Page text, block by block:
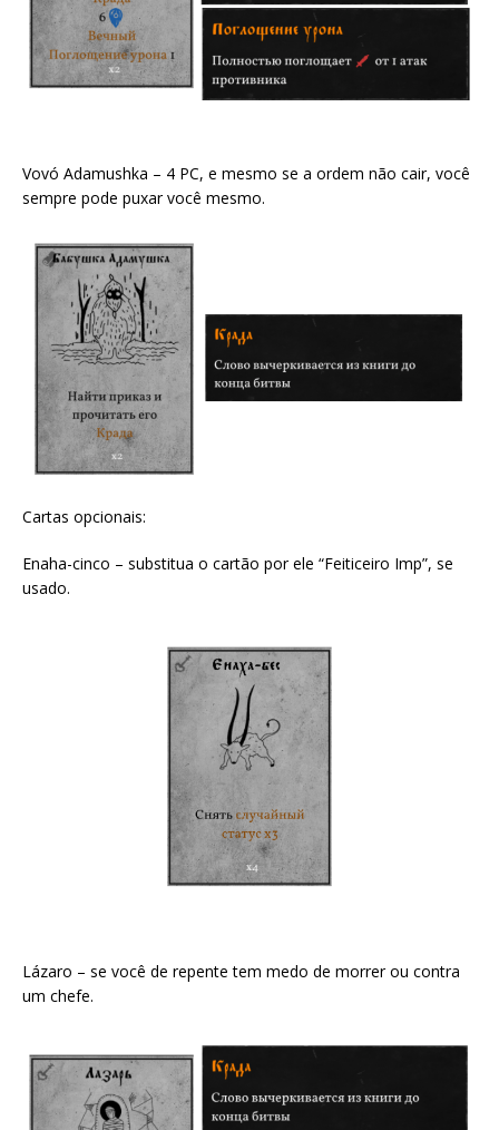
Vovó Adamushka – 4 PC, e mesmo se a ordem não cair, você
sempre pode puxar você mesmo.
Cartas opcionais:
Enaha-cinco – substitua o cartão por ele “Feiticeiro Imp”, se
usado.
Lázaro – se você de repente tem medo de morrer ou contra
um chefe.